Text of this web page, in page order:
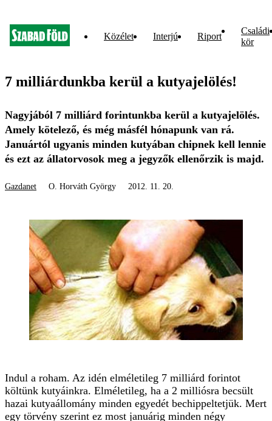
Közélet Interjú Riport
Családi
kör
7 milliárdunkba kerül a kutyajelölés!
Nagyjából 7 milliárd forintunkba kerül a kutyajelölés.
Amely kötelező, és még másfél hónapunk van rá.
Januártól ugyanis minden kutyában chipnek kell lennie
és ezt az állatorvosok meg a jegyzők ellenőrzik is majd.
Gazdanet O. Horváth György 2012. 11. 20.
Indul a roham. Az idén elméletileg 7 milliárd forintot
költünk kutyáinkra. Elméletileg, ha a 2 milliósra becsült
hazai kutyaállomány minden egyedét bechippeltetjük. Mert
egy törvény szerint ez most januárig minden négy